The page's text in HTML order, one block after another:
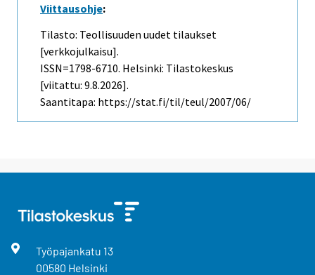
Viittausohje:
Tilasto: Teollisuuden uudet tilaukset
[verkkojulkaisu].
ISSN=1798-6710. Helsinki: Tilastokeskus
[viitattu: 9.8.2026].
Saantitapa: https://stat.fi/til/teul/2007/06/
Työpajankatu 13
00580 Helsinki